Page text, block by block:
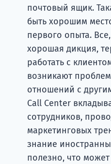
почтовый ящик.
быть хорошим
первого опыта.
хорошая дикция,
работать с
возникают
отношений с
Call Center
сотрудников,
маркетинговых
знание
полезно, что